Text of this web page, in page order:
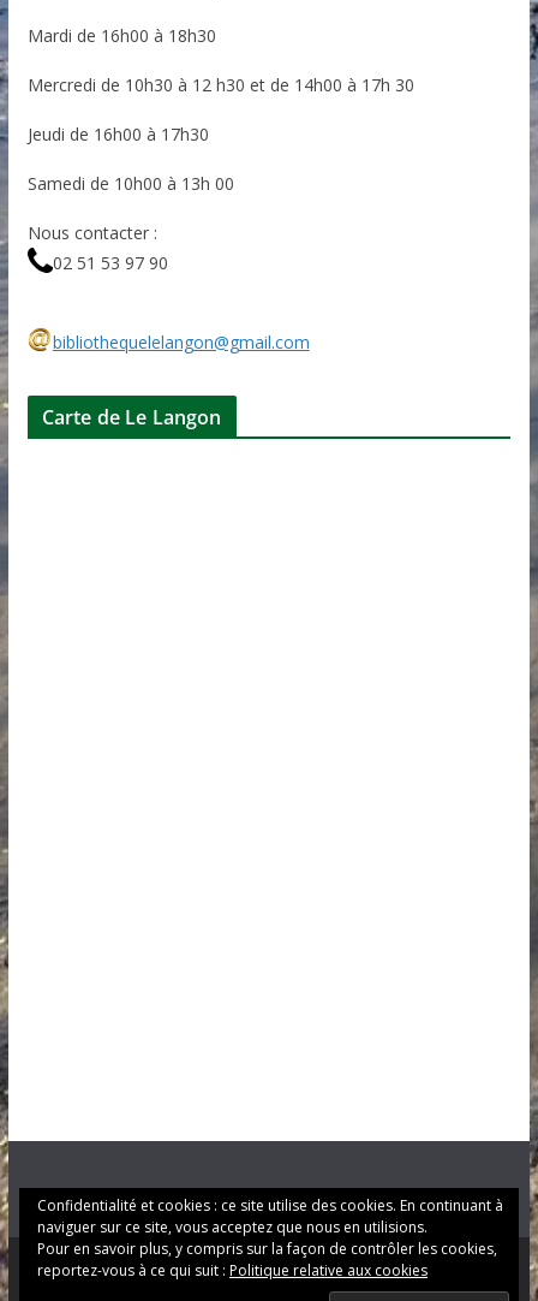
Mardi de 16h00 à 18h30
Mercredi de 10h30 à 12 h30 et de 14h00 à 17h 30
Jeudi de 16h00 à 17h30
Samedi de 10h00 à 13h 00
Nous contacter :
02 51 53 97 90
bibliothequelelangon@gmail.com
Carte de Le Langon
Confidentialité et cookies : ce site utilise des cookies. En continuant à
naviguer sur ce site, vous acceptez que nous en utilisions.
Pour en savoir plus, y compris sur la façon de contrôler les cookies,
reportez-vous à ce qui suit : Politique relative aux cookies